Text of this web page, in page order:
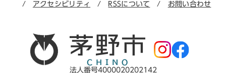
アクセシビリティ RSSについて お問い合わせ
法人番号4000020202142